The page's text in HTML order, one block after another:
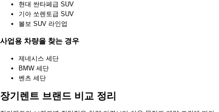
현대 싼타페급 SUV
기아 쏘렌토급 SUV
볼보 SUV 라인업
사업용 차량을 찾는 경우
제네시스 세단
BMW 세단
벤츠 세단
장기렌트 브랜드 비교 정리